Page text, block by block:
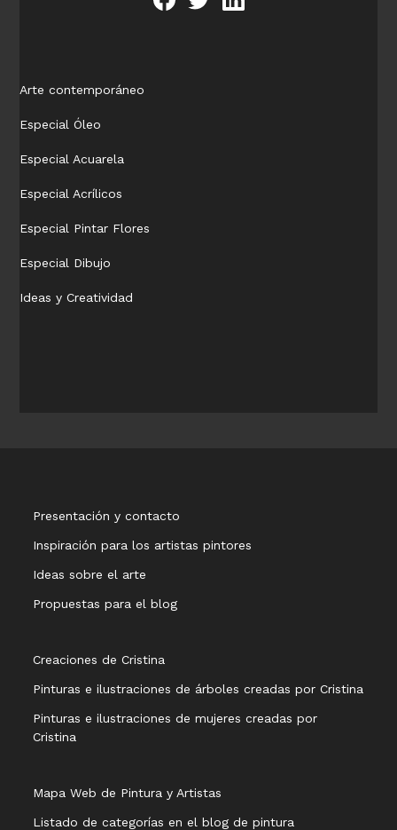
Arte contemporáneo
Especial Óleo
Especial Acuarela
Especial Acrílicos
Especial Pintar Flores
Especial Dibujo
Ideas y Creatividad
Presentación y contacto
Inspiración para los artistas pintores
Ideas sobre el arte
Propuestas para el blog
Creaciones de Cristina
Pinturas e ilustraciones de árboles creadas por Cristina
Pinturas e ilustraciones de mujeres creadas por
Cristina
Mapa Web de Pintura y Artistas
Listado de categorías en el blog de pintura